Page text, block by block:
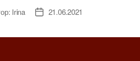
Irina
Д 21.06.2021